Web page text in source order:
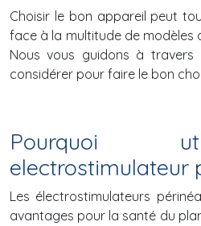
Choisir le bon appareil peut
face à la multitude de modèles
Nous vous guidons à
considérer pour faire le bon
Pourquoi
electrostimulateur
Les électrostimulateurs
avantages pour la santé du